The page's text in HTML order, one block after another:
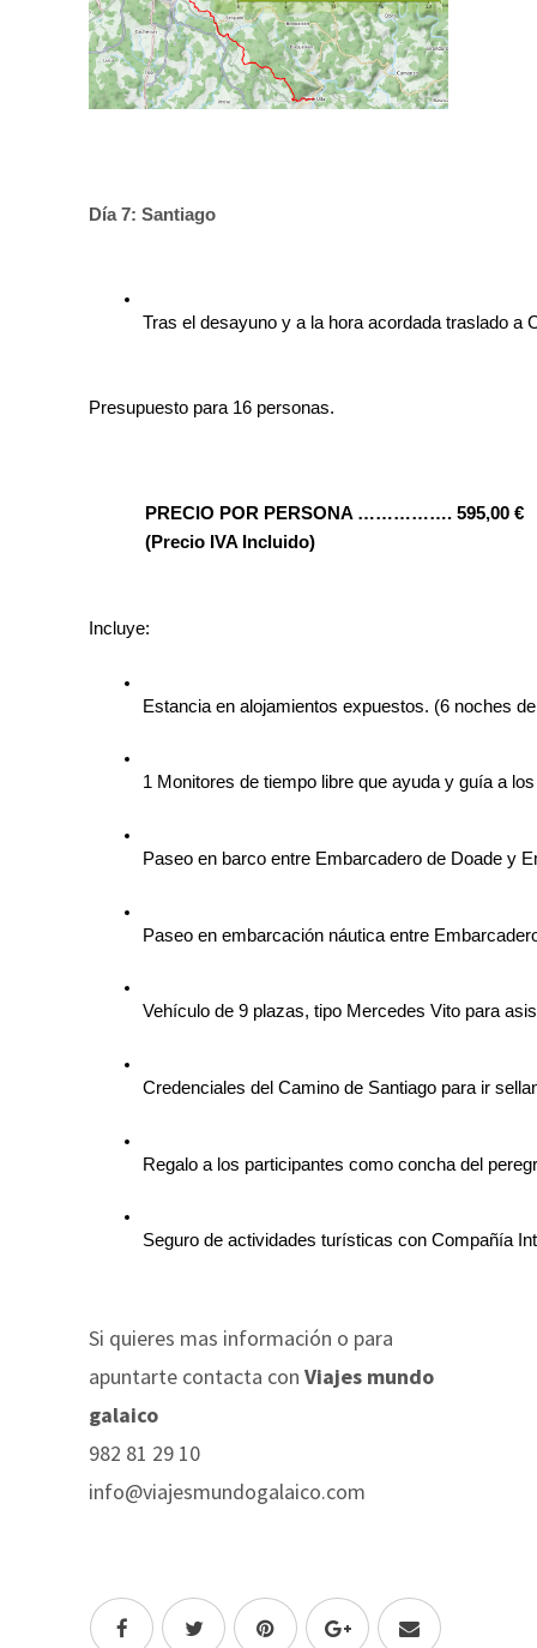
Día 7: Santiago
Tras el desayuno y a la hora acordada traslado a
Presupuesto para 16 personas.
PRECIO POR PERSONA ……………. 595,00 €
(Precio IVA Incluido)
Incluye:
Estancia en alojamientos expuestos. (6 noches
1 Monitores de tiempo libre que ayuda y guía a
Paseo en barco entre Embarcadero de Doade y
Paseo en embarcación náutica entre
Vehículo de 9 plazas, tipo Mercedes Vito para
Credenciales del Camino de Santiago para ir
Regalo a los participantes como concha del
Seguro de actividades turísticas con Compañía
Si quieres mas información o para
apuntarte contacta con Viajes mundo
galaico
982 81 29 10
info@viajesmundogalaico.com